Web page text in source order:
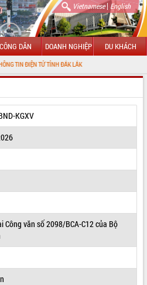
Vietnamese| English
CÔNG DÂN DOANH NGHIỆP DU KHÁCH
TỬ TỈNH ĐẮK LẮK
KGXV
Công văn số 2098/BCA-C12 của Bộ